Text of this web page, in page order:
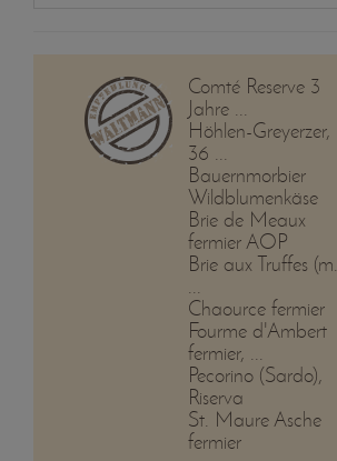
Comté Reserve 3
Jahre ...
Höhlen-Greyerzer,
36 ...
Bauernmorbier
Wildblumenkäse
Brie de Meaux
fermier AOP
Brie aux Truffes (m.
...
Chaource fermier
Fourme d'Ambert
fermier, ...
Pecorino (Sardo),
Riserva
St. Maure Asche
fermier